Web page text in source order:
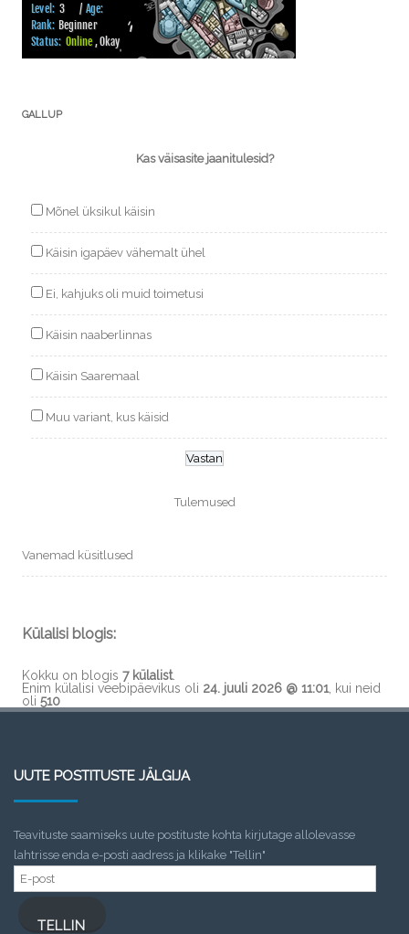
GALLUP
Kas väisasite jaanitulesid?
Mõnel üksikul käisin
Käisin igapäev vähemalt ühel
Ei, kahjuks oli muid toimetusi
Käisin naaberlinnas
Käisin Saaremaal
Muu variant, kus käisid
Tulemused
Vanemad küsitlused
Külalisi blogis:
Kokku on blogis 7 külalist.
Enim külalisi veebipäevikus oli 24. juuli 2026 @ 11:01 , kui neid
oli 510
UUTE POSTITUSTE JÄLGIJA
Teavituste saamiseks uute postituste kohta kirjutage allolevasse
lahtrisse enda e-posti aadress ja klikake "Tellin"
E-
post
TELLIN